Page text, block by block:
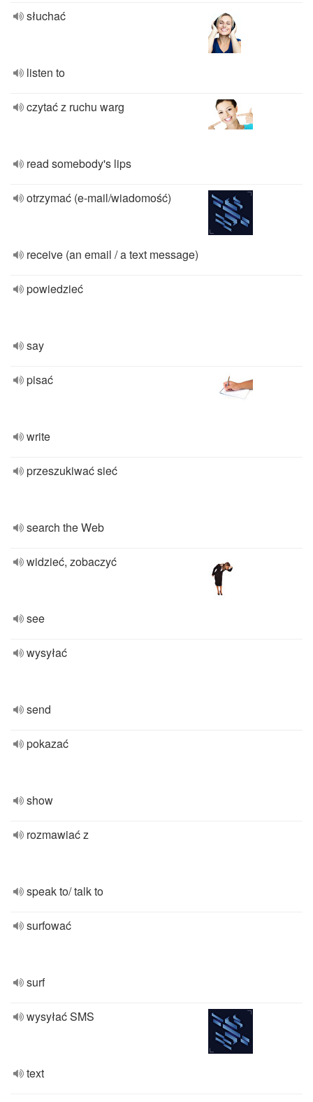
słuchać
listen to
czytać z ruchu warg
read somebody's lips
otrzymać (e-mail/wiadomość)
receive (an email / a text message)
powiedzieć
say
pisać
write
przeszukiwać sieć
search the Web
widzieć, zobaczyć
see
wysyłać
send
pokazać
show
rozmawiać z
speak to/ talk to
surfować
surf
wysyłać SMS
text